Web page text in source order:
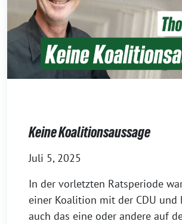
Keine Koalitionsaussage
Juli 5, 2025
In der vorletzten Ratsperiode
einer Koalition mit der CDU und
auch das eine oder andere auf